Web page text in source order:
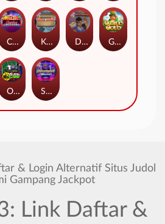
Casino Win Spin
Starstruck
Dungeon Quest
Outsourced: Slash Game
Gaelic Gold
Kitchen Drama: Sushi Mania
& Login Alternatif Situs Judol
Gampang Jackpot
Link Daftar &